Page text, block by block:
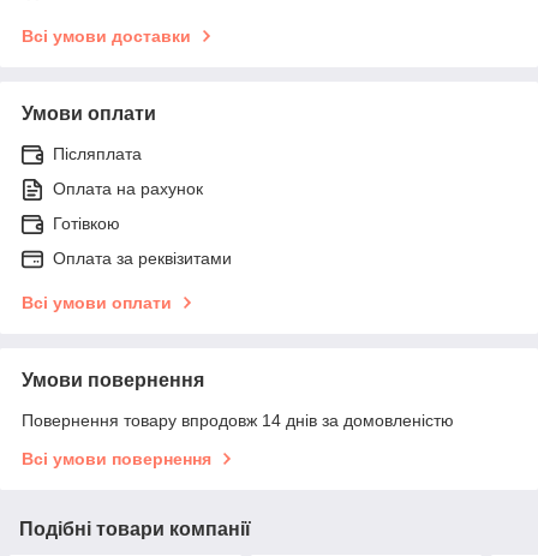
Всі умови доставки
Умови оплати
Післяплата
Оплата на рахунок
Готівкою
Оплата за реквізитами
Всі умови оплати
Умови повернення
Повернення товару впродовж 14 днів за домовленістю
Всі умови повернення
Подібні товари компанії